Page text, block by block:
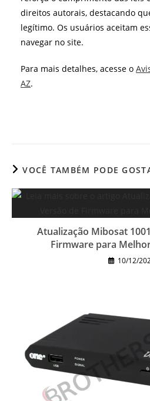
direitos autorais, destacando
legítimo. Os usuários aceitam
navegar no site.
Para mais detalhes, acesse o
AZ.
VOCÊ TAMBÉM PODE
Atualização Mibosat
Firmware para
10/12/